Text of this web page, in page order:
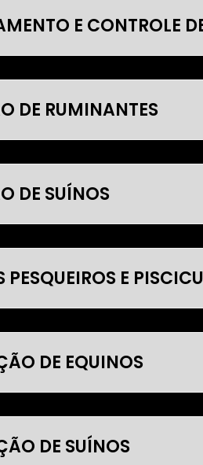
E CONTROLE
DE RUMINANTES
DE SUÍNOS
PESQUEIROS E
DE EQUINOS
DE SUÍNOS